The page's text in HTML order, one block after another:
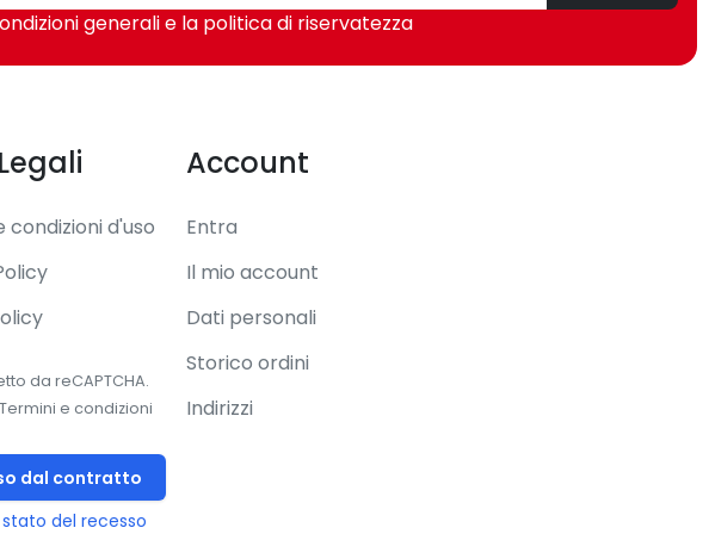
MHz
generali e la politica di riservatezza
condizioni d'uso
da reCAPTCHA.
Termini e condizioni
dal contratto
del recesso
Account
Entra
Il mio account
Dati personali
Storico ordini
Indirizzi